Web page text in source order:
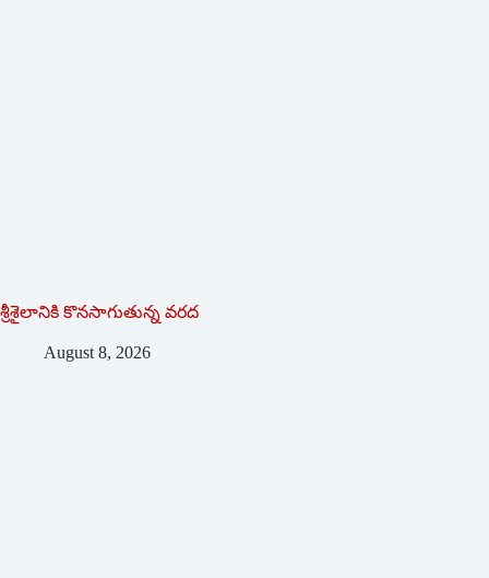
శ్రీశైలానికి కొనసాగుతున్న వరద
August 8, 2026